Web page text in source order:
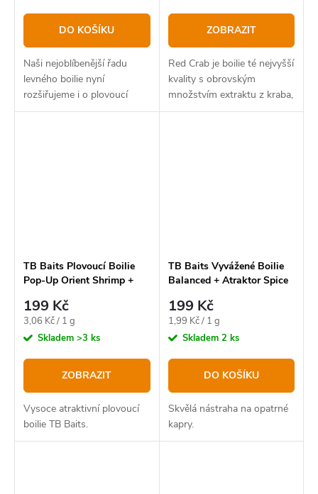
DO KOŠÍKU
Naši nejoblíbenější řadu
levného boilie nyní
rozšiřujeme i o plovoucí
boilie v esenci ve stejných
ZOBRAZIT
Red Crab je boilie té nejvyšší
kvality s obrovským
množstvím extraktu z kraba,
vysokým obsahem proteinů,
TB Baits Plovoucí Boilie
Pop-Up Orient Shrimp +
199 Kč
Měrná
cena:
3,06 Kč / 1 g
Skladem >3 ks
ZOBRAZIT
Vysoce atraktivní plovoucí
boilie TB Baits.
TB Baits Vyvážené Boilie
Balanced + Atraktor Spice
199 Kč
Měrná
cena:
1,99 Kč / 1 g
Skladem 2 ks
DO KOŠÍKU
Skvělá nástraha na opatrné
kapry.